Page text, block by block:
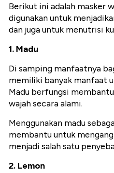
Berikut ini adalah masker
digunakan untuk
dan juga untuk menutrisi
1. Madu
Di samping manfaatnya
memiliki banyak manfaat
Madu berfungsi
wajah secara alami.
Menggunakan madu
membantu untuk
menjadi salah satu
2. Lemon